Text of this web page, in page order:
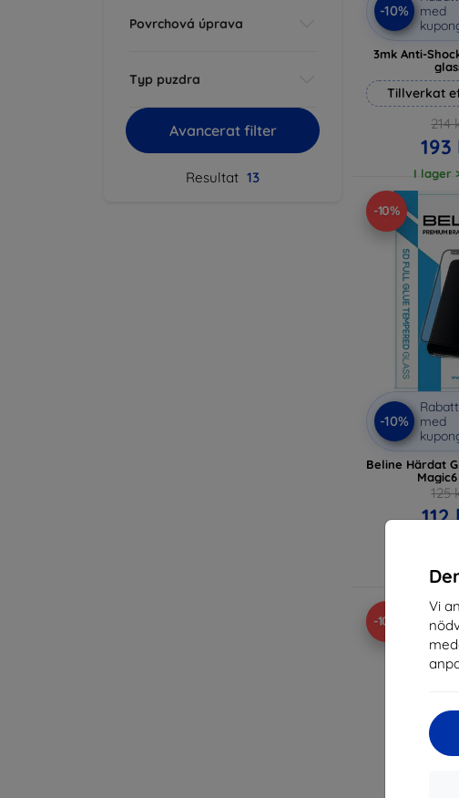
Vi
Povrchová úprava
Typ puzdra
Avancerat filter
Resultat 13
-10%
med
3mk Anti-
Tillverkat
214
I lager
-10%
-10%
Rabatt
med
Beline Härdat
125
-10%